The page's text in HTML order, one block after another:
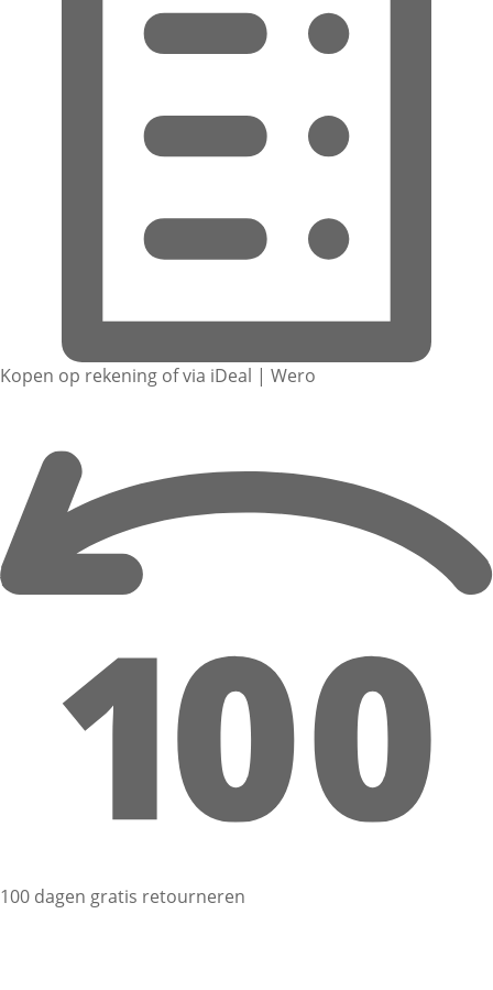
Kopen op rekening of via iDeal | Wero
100 dagen gratis retourneren